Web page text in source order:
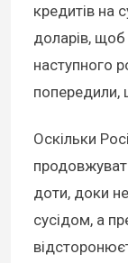
кредитів на
доларів, щоб
наступного
попередили,
Оскільки
доти, доки
сусідом, а